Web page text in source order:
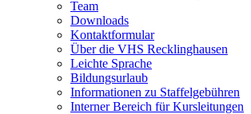
Team
Downloads
Kontaktformular
Über die VHS Recklinghausen
Leichte Sprache
Bildungsurlaub
Informationen zu Staffelgebühren
Interner Bereich für Kursleitungen